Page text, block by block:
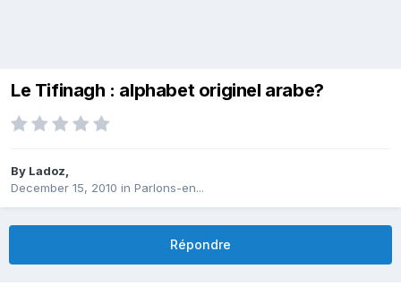
Le Tifinagh : alphabet originel arabe?
By Ladoz,
December 15, 2010 in Parlons-en...
Répondre